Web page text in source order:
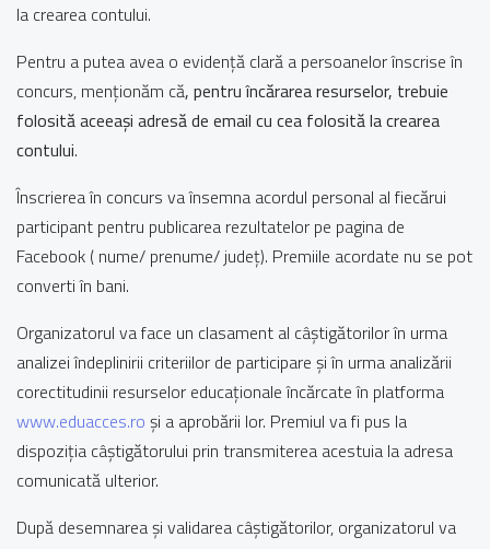
la crearea contului.
Pentru a putea avea o evidență clară a persoanelor înscrise în
concurs, menționăm că, pentru încărarea resurselor, trebuie
folosită aceeași adresă de email cu cea folosită la crearea
contului.
Înscrierea în concurs va însemna acordul personal al fiecărui
participant pentru publicarea rezultatelor pe pagina de
Facebook ( nume/ prenume/ județ). Premiile acordate nu se pot
converti în bani.
Organizatorul va face un clasament al câștigătorilor în urma
analizei îndeplinirii criteriilor de participare și în urma analizării
corectitudinii resurselor educaționale încărcate în platforma
www.eduacces.ro și a aprobării lor. Premiul va fi pus la
dispoziția câștigătorului prin transmiterea acestuia la adresa
comunicată ulterior.
După desemnarea și validarea câștigătorilor, organizatorul va